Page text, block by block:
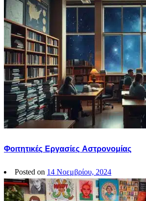
Φοιτητικές Εργασίες Αστρονομίας
Posted on 14 Νοεμβρίου, 2024